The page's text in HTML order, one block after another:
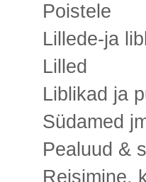
Poistele
Lillede-ja
Lilled
Liblikad ja
Südamed
Pealuud &
Reisimine,